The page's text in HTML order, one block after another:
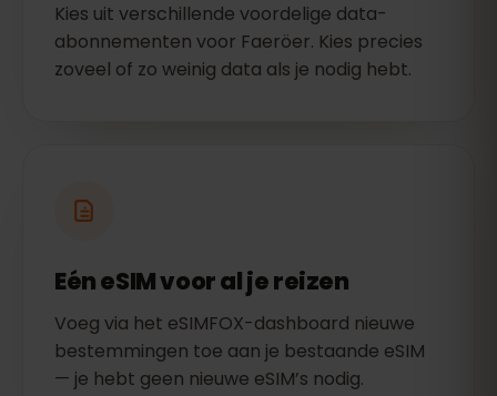
Kies uit verschillende voordelige data-
abonnementen voor Faeröer. Kies precies
zoveel of zo weinig data als je nodig hebt.
Eén eSIM voor al je reizen
Voeg via het eSIMFOX-dashboard nieuwe
bestemmingen toe aan je bestaande eSIM
— je hebt geen nieuwe eSIM’s nodig.